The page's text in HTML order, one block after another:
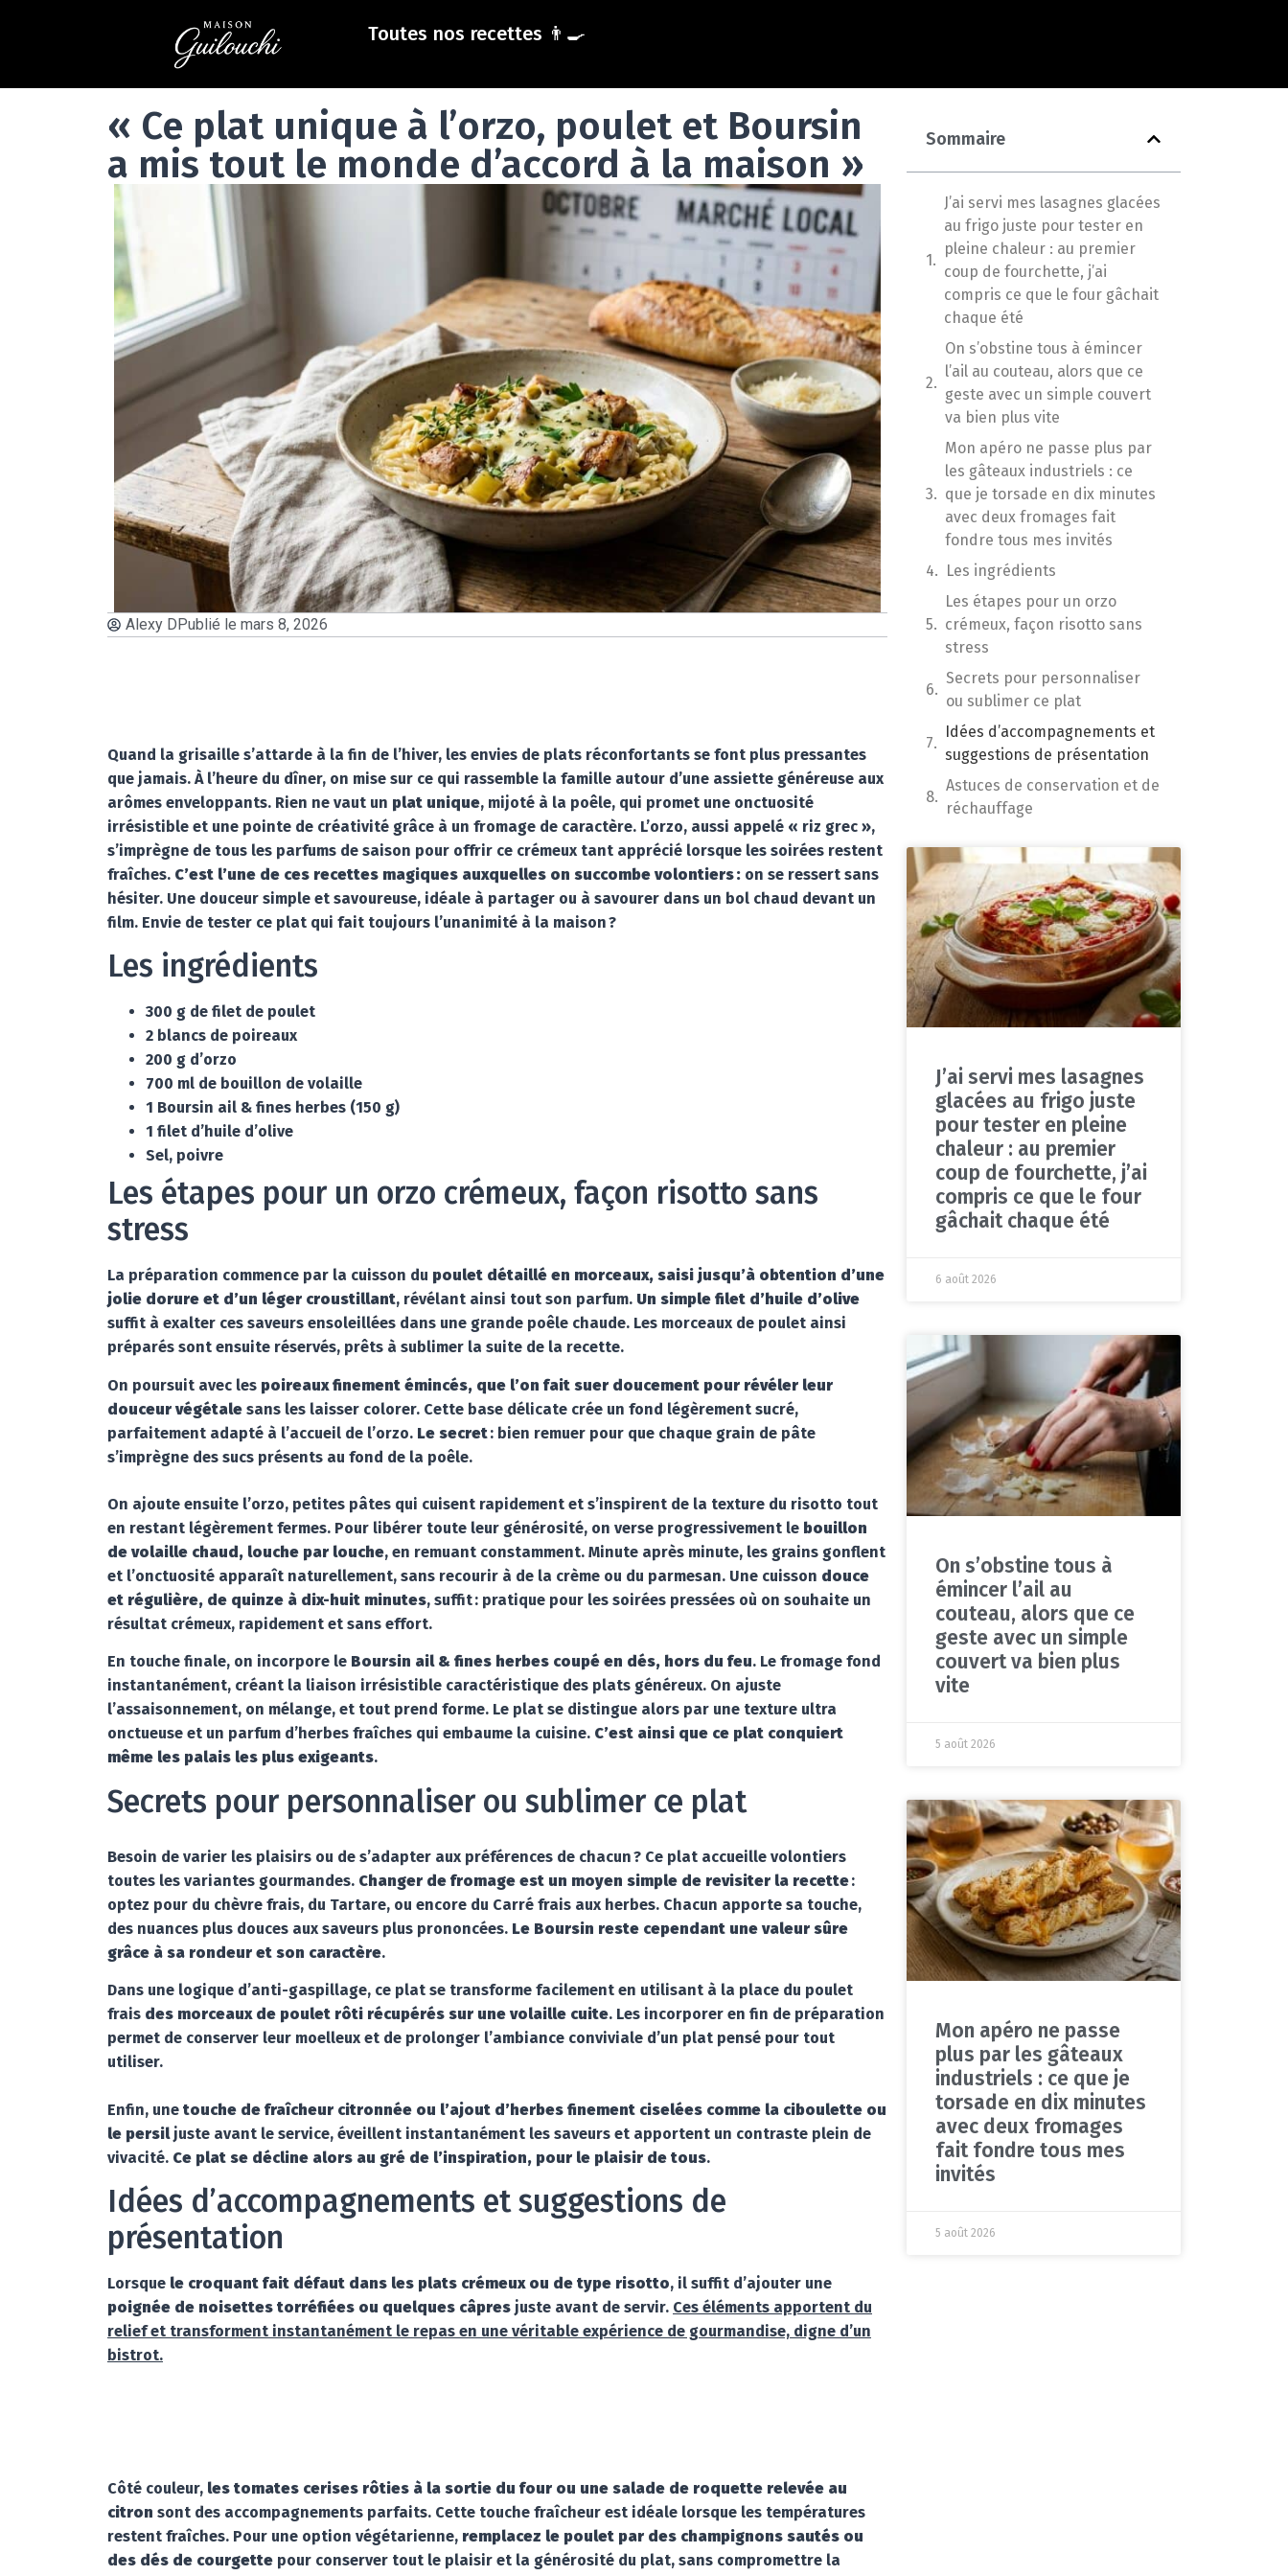
Toutes nos recettes 👨‍🍳
Sommaire
J’ai servi mes lasagnes glacées
au frigo juste pour tester en
pleine chaleur : au premier
coup de fourchette, j’ai
compris ce que le four gâchait
chaque été
On s’obstine tous à émincer
l’ail au couteau, alors que ce
geste avec un simple couvert
va bien plus vite
Mon apéro ne passe plus par
les gâteaux industriels : ce
que je torsade en dix minutes
avec deux fromages fait
fondre tous mes invités
Les ingrédients
Les étapes pour un orzo
crémeux, façon risotto sans
stress
Secrets pour personnaliser
ou sublimer ce plat
Idées d’accompagnements et
suggestions de présentation
Astuces de conservation et de
réchauffage
J’ai servi mes lasagnes
glacées au frigo juste
pour tester en pleine
chaleur : au premier
coup de fourchette, j’ai
compris ce que le four
gâchait chaque été
6 août 2026
On s’obstine tous à
émincer l’ail au
couteau, alors que ce
geste avec un simple
couvert va bien plus
vite
5 août 2026
Mon apéro ne passe
plus par les gâteaux
industriels : ce que je
torsade en dix minutes
avec deux fromages
fait fondre tous mes
invités
5 août 2026
« Ce plat unique à l’orzo, poulet et Boursin
a mis tout le monde d’accord à la maison »
Alexy DPublié le mars 8, 2026
Quand la grisaille s’attarde à la fin de l’hiver, les envies de plats réconfortants se font plus pressantes
que jamais. À l’heure du dîner, on mise sur ce qui rassemble la famille autour d’une assiette généreuse aux
arômes enveloppants. Rien ne vaut un plat unique, mijoté à la poêle, qui promet une onctuosité
irrésistible et une pointe de créativité grâce à un fromage de caractère. L’orzo, aussi appelé « riz grec »,
s’imprègne de tous les parfums de saison pour offrir ce crémeux tant apprécié lorsque les soirées restent
fraîches. C’est l’une de ces recettes magiques auxquelles on succombe volontiers : on se ressert sans
hésiter. Une douceur simple et savoureuse, idéale à partager ou à savourer dans un bol chaud devant un
film. Envie de tester ce plat qui fait toujours l’unanimité à la maison ?
Les ingrédients
300 g de filet de poulet
2 blancs de poireaux
200 g d’orzo
700 ml de bouillon de volaille
1 Boursin ail & fines herbes (150 g)
1 filet d’huile d’olive
Sel, poivre
Les étapes pour un orzo crémeux, façon risotto sans
stress
La préparation commence par la cuisson du poulet détaillé en morceaux, saisi jusqu’à obtention d’une
jolie dorure et d’un léger croustillant, révélant ainsi tout son parfum. Un simple filet d’huile d’olive
suffit à exalter ces saveurs ensoleillées dans une grande poêle chaude. Les morceaux de poulet ainsi
préparés sont ensuite réservés, prêts à sublimer la suite de la recette.
On poursuit avec les poireaux finement émincés, que l’on fait suer doucement pour révéler leur
douceur végétale sans les laisser colorer. Cette base délicate crée un fond légèrement sucré,
parfaitement adapté à l’accueil de l’orzo. Le secret: bien remuer pour que chaque grain de pâte
s’imprègne des sucs présents au fond de la poêle.
On ajoute ensuite l’orzo, petites pâtes qui cuisent rapidement et s’inspirent de la texture du risotto tout
en restant légèrement fermes. Pour libérer toute leur générosité, on verse progressivement le bouillon
de volaille chaud, louche par louche, en remuant constamment. Minute après minute, les grains gonflent
et l’onctuosité apparaît naturellement, sans recourir à de la crème ou du parmesan. Une cuisson douce
et régulière, de quinze à dix-huit minutes, suffit : pratique pour les soirées pressées où on souhaite un
résultat crémeux, rapidement et sans effort.
En touche finale, on incorpore le Boursin ail & fines herbes coupé en dés, hors du feu. Le fromage fond
instantanément, créant la liaison irrésistible caractéristique des plats généreux. On ajuste
l’assaisonnement, on mélange, et tout prend forme. Le plat se distingue alors par une texture ultra
onctueuse et un parfum d’herbes fraîches qui embaume la cuisine. C’est ainsi que ce plat conquiert
même les palais les plus exigeants.
Secrets pour personnaliser ou sublimer ce plat
Besoin de varier les plaisirs ou de s’adapter aux préférences de chacun ? Ce plat accueille volontiers
toutes les variantes gourmandes. Changer de fromage est un moyen simple de revisiter la recette:
optez pour du chèvre frais, du Tartare, ou encore du Carré frais aux herbes. Chacun apporte sa touche,
des nuances plus douces aux saveurs plus prononcées. Le Boursin reste cependant une valeur sûre
grâce à sa rondeur et son caractère.
Dans une logique d’anti-gaspillage, ce plat se transforme facilement en utilisant à la place du poulet
frais des morceaux de poulet rôti récupérés sur une volaille cuite. Les incorporer en fin de préparation
permet de conserver leur moelleux et de prolonger l’ambiance conviviale d’un plat pensé pour tout
utiliser.
Enfin, une touche de fraîcheur citronnée ou l’ajout d’herbes finement ciselées comme la ciboulette ou
le persiljuste avant le service, éveillent instantanément les saveurs et apportent un contraste plein de
vivacité. Ce plat se décline alors au gré de l’inspiration, pour le plaisir de tous.
Idées d’accompagnements et suggestions de
présentation
Lorsque le croquant fait défaut dans les plats crémeux ou de type risotto, il suffit d’ajouter une
poignée de noisettes torréfiées ou quelques câpres juste avant de servir. Ces éléments apportent du
relief et transforment instantanément le repas en une véritable expérience de gourmandise, digne d’un
bistrot.
Côté couleur, les tomates cerises rôties à la sortie du four ou une salade de roquette relevée au
citron sont des accompagnements parfaits. Cette touche fraîcheur est idéale lorsque les températures
restent fraîches. Pour une option végétarienne, remplacez le poulet par des champignons sautés ou
des dés de courgette pour conserver tout le plaisir et la générosité du plat, sans compromettre la